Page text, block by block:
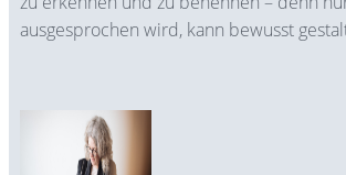
ausgesprochen wird, kann bewusst